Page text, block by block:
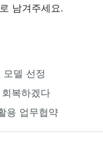
남겨주세요.
델 선정
복하겠다
용 업무협약